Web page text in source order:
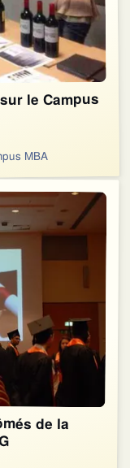
le Campus
MBA
de la